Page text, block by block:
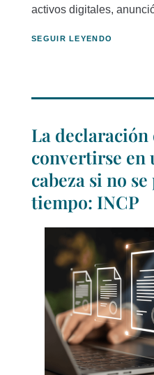
activos digitales,
SEGUIR LEYENDO
La
convertirse en
cabeza si no
tiempo: INCP